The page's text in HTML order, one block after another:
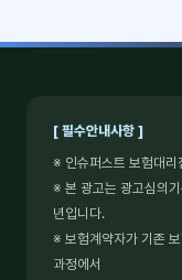
[ 필수안내사항 ]
※ 인슈퍼스트 보험대
※ 본 광고는 광고심의
년입니다.
※ 보험계약자가 기존
과정에서